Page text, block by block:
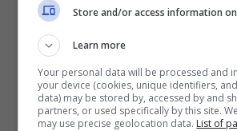
Alta Badia, cuore delle
meta da non perdere. Da
chilometri di piste collegate
tutti i livelli, dalle ampie
Store and/or access information
Learn more
Your personal data will be processed and
your device (cookies, unique identifiers,
data) may be stored by, accessed by and
partners, or used specifically by this site.
may use precise geolocation data. List of